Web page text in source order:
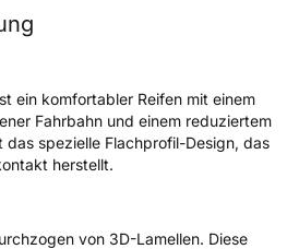
ein komfortabler Reifen mit einem
Fahrbahn und einem reduziertem
das spezielle Flachprofil-Design, das
herstellt.
von 3D-Lamellen. Diese